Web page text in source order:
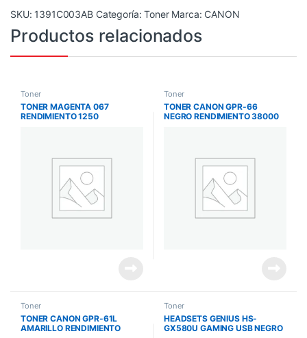
SKU: 1391C003AB Categoría:Toner Marca: CANON
Productos relacionados
Toner
TONER MAGENTA 067
RENDIMIENTO 1250
Toner
TONER CANON GPR-66
NEGRO RENDIMIENTO 38000
Toner
TONER CANON GPR-61L
AMARILLO RENDIMIENTO
Toner
HEADSETS GENIUS HS-
GX580U GAMING USB NEGRO